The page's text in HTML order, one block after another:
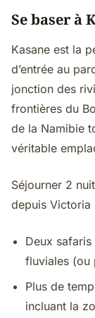
Se baser à
Kasane est la
d’entrée au
jonction des
frontières du
de la Namibie
véritable
Séjourner 2
depuis Victoria
Deux
fluviales (ou
Plus de
incluant la